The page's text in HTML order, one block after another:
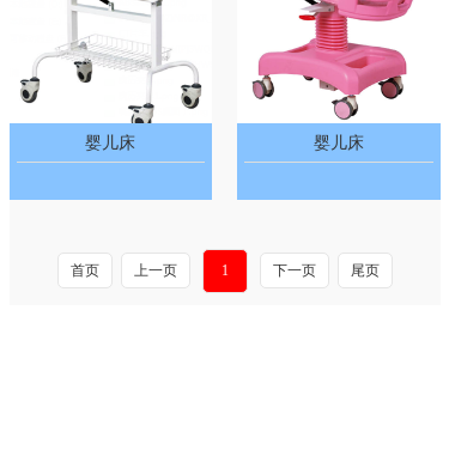
婴儿床 婴儿床
首页 上一页 1 下一页 尾页